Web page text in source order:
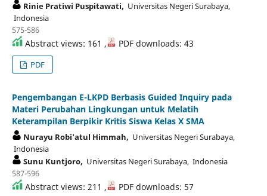
Rinie Pratiwi Puspitawati, Universitas Negeri Surabaya,
Indonesia
575-586
Abstract views: 161 , PDF downloads: 43
PDF
Pengembangan E-LKPD Berbasis Guided Inquiry pada
Materi Perubahan Lingkungan untuk Melatih
Keterampilan Berpikir Kritis Siswa Kelas X SMA
Nurayu Robi'atul Himmah, Universitas Negeri Surabaya,
Indonesia
Sunu Kuntjoro, Universitas Negeri Surabaya, Indonesia
587-596
Abstract views: 211 , PDF downloads: 57